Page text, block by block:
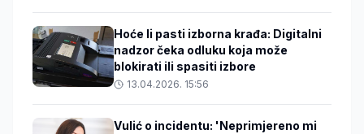
Hoće li pasti izborna krađa: Digitalni
nadzor čeka odluku koja može
blokirati ili spasiti izbore
13.04.2026. 15:56
Vulić o incidentu: 'Neprimjereno mi